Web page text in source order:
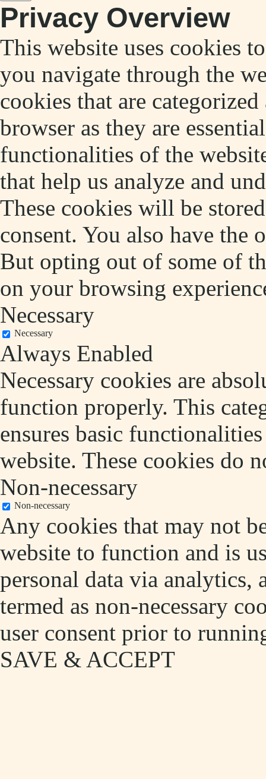
Privacy Overview
This website uses cookies
you navigate through the
cookies that are
browser as they are
functionalities of the
that help us analyze and
These cookies will be
consent. You also have the
But opting out of some of
on your browsing
Necessary
Necessary
Always Enabled
Necessary cookies are
function properly. This
ensures basic
website. These cookies do
Non-necessary
Non-necessary
Any cookies that may not
website to function and is
personal data via analytics,
termed as non-necessary
user consent prior to
SAVE & ACCEPT